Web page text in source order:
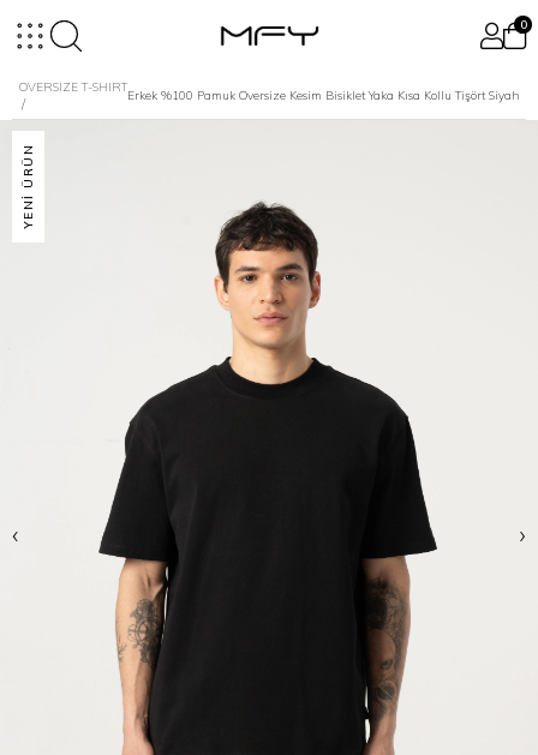
0
OVERSIZE T-SHIRT
Erkek %100 Pamuk Oversize Kesim Bisiklet Yaka Kısa Kollu Tişört Siyah
‹ ›
YENI ÜRÜN